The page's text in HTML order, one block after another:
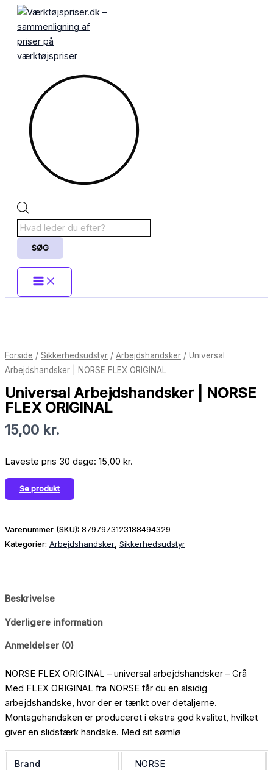
indholdet
Products
SØG
Forside / Sikkerhedsudstyr / Arbejdshandsker / Universal
Arbejdshandsker | NORSE FLEX ORIGINAL
Universal Arbejdshandsker | NORSE
FLEX ORIGINAL
15,00 kr.
Laveste pris 30 dage: 15,00 kr.
Se produkt
Varenummer (SKU): 8797973123188494329
Kategorier: Arbejdshandsker, Sikkerhedsudstyr
Beskrivelse
Yderligere information
Anmeldelser (0)
NORSE FLEX ORIGINAL – universal arbejdshandsker – Grå
Med FLEX ORIGINAL fra NORSE får du en alsidig
arbejdshandske, hvor der er tænkt over detaljerne.
Montagehandsken er produceret i ekstra god kvalitet, hvilket
giver en slidstærk handske. Med sit sømlø
Brand NORSE